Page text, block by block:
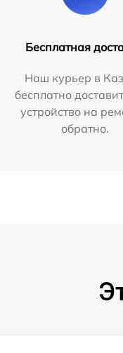
Бесплатная
Наш курьер в
бесплатно
устройство на
обратно.